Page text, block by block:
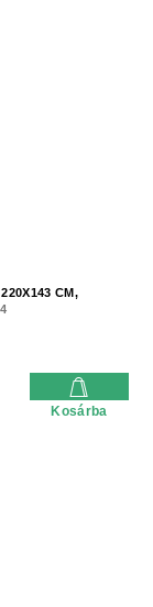
CM,
Kosárba